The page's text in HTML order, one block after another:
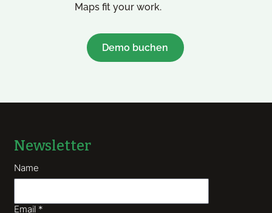
Maps fit your work.
Demo buchen
Newsletter
Name
Email *